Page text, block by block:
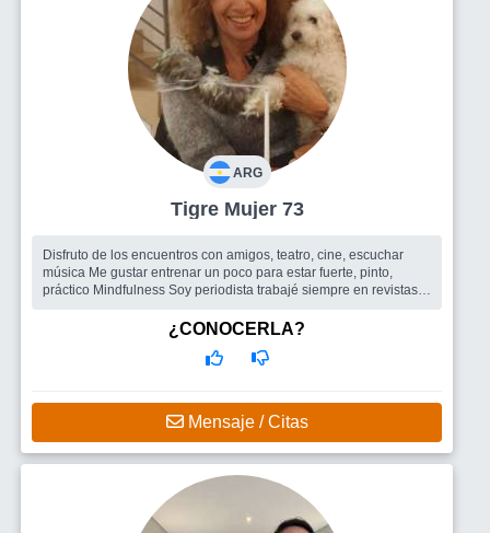
ARG
Tigre Mujer 73
Disfruto de los encuentros con amigos, teatro, cine, escuchar
música Me gustar entrenar un poco para estar fuerte, pinto,
práctico Mindfulness Soy periodista trabajé siempre en revistas
Amigos para salir , un hombre
¿CONOCERLA?
Mensaje / Citas